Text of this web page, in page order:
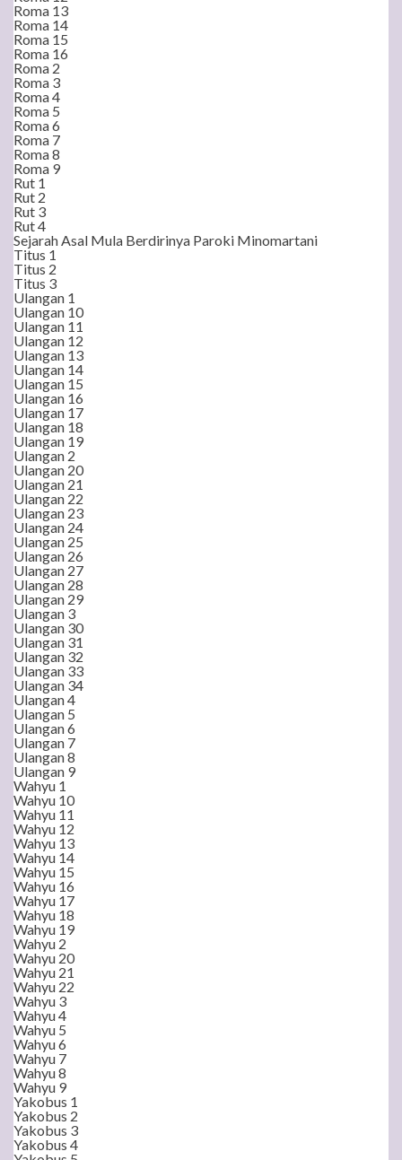
Roma 13
Roma 14
Roma 15
Roma 16
Roma 2
Roma 3
Roma 4
Roma 5
Roma 6
Roma 7
Roma 8
Roma 9
Rut 1
Rut 2
Rut 3
Rut 4
Sejarah Asal Mula Berdirinya Paroki Minomartani
Titus 1
Titus 2
Titus 3
Ulangan 1
Ulangan 10
Ulangan 11
Ulangan 12
Ulangan 13
Ulangan 14
Ulangan 15
Ulangan 16
Ulangan 17
Ulangan 18
Ulangan 19
Ulangan 2
Ulangan 20
Ulangan 21
Ulangan 22
Ulangan 23
Ulangan 24
Ulangan 25
Ulangan 26
Ulangan 27
Ulangan 28
Ulangan 29
Ulangan 3
Ulangan 30
Ulangan 31
Ulangan 32
Ulangan 33
Ulangan 34
Ulangan 4
Ulangan 5
Ulangan 6
Ulangan 7
Ulangan 8
Ulangan 9
Wahyu 1
Wahyu 10
Wahyu 11
Wahyu 12
Wahyu 13
Wahyu 14
Wahyu 15
Wahyu 16
Wahyu 17
Wahyu 18
Wahyu 19
Wahyu 2
Wahyu 20
Wahyu 21
Wahyu 22
Wahyu 3
Wahyu 4
Wahyu 5
Wahyu 6
Wahyu 7
Wahyu 8
Wahyu 9
Yakobus 1
Yakobus 2
Yakobus 3
Yakobus 4